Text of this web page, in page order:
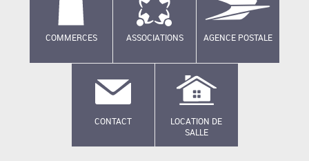
COMMERCES ASSOCIATIONS AGENCE POSTALE
CONTACT
LOCATION DE
SALLE